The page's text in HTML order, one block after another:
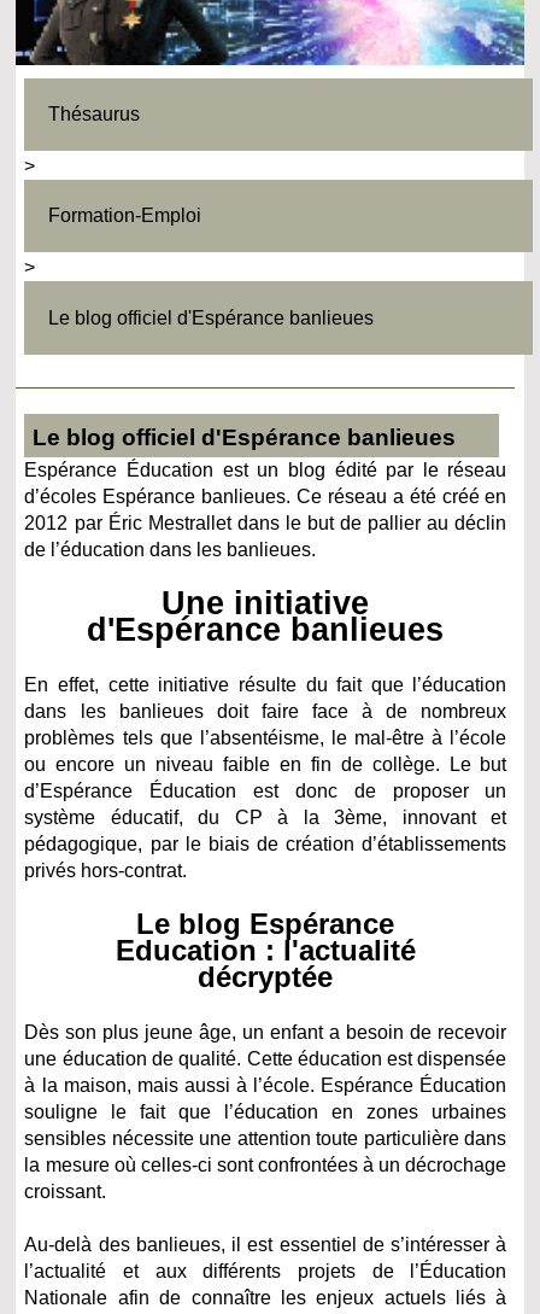
Thésaurus
>
Formation-Emploi
>
Le blog officiel d'Espérance banlieues
Le blog officiel d'Espérance banlieues
Espérance Éducation est un blog édité par le réseau
d’écoles Espérance banlieues. Ce réseau a été créé en
2012 par Éric Mestrallet dans le but de pallier au déclin
de l’éducation dans les banlieues.
Une initiative
d'Espérance banlieues
En effet, cette initiative résulte du fait que l’éducation
dans les banlieues doit faire face à de nombreux
problèmes tels que l’absentéisme, le mal-être à l’école
ou encore un niveau faible en fin de collège. Le but
d’Espérance Éducation est donc de proposer un
système éducatif, du CP à la 3ème, innovant et
pédagogique, par le biais de création d’établissements
privés hors-contrat.
Le blog Espérance
Education : l'actualité
décryptée
Dès son plus jeune âge, un enfant a besoin de recevoir
une éducation de qualité. Cette éducation est dispensée
à la maison, mais aussi à l’école. Espérance Éducation
souligne le fait que l’éducation en zones urbaines
sensibles nécessite une attention toute particulière dans
la mesure où celles-ci sont confrontées à un décrochage
croissant.
Au-delà des banlieues, il est essentiel de s’intéresser à
l’actualité et aux différents projets de l’Éducation
Nationale afin de connaître les enjeux actuels liés à